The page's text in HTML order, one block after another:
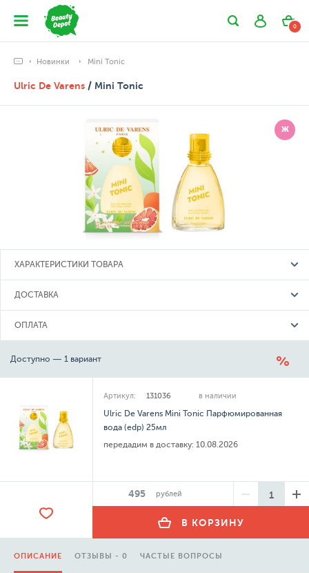
0
Новинки Mini Tonic
Ulric De Varens / Mini Tonic
Ж
ХАРАКТЕРИСТИКИ ТОВАРА
ДОСТАВКА
ОПЛАТА
Доступно — 1 вариант
Артикул: 131036 в наличии
Ulric De Varens Mini Tonic Парфюмированная
вода (edp) 25мл
передадим в доставку: 10.08.2026
495 рублей
В КОРЗИНУ
ОПИСАНИЕ ОТЗЫВЫ - 0 ЧАСТЫЕ ВОПРОСЫ